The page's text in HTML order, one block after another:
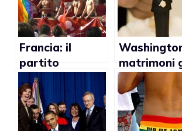
Francia: il
partito
socialista
appoggerà
matrimoni ed
adozioni gay
matrimoni
celebrati in
Stati
convalidati